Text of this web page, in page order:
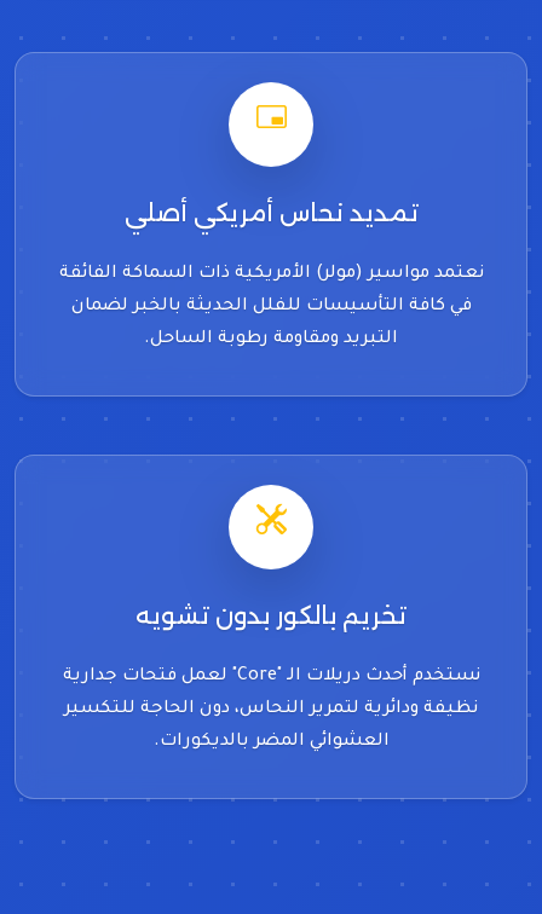
تمديد نحاس أمريكي أصلي
نعتمد مواسير (مولر) الأمريكية ذات السماكة الفائقة
في كافة التأسيسات للفلل الحديثة بالخبر لضمان
التبريد ومقاومة رطوبة الساحل.
تخريم بالكور بدون تشويه
نستخدم أحدث دريلات الـ "Core" لعمل فتحات جدارية
نظيفة ودائرية لتمرير النحاس، دون الحاجة للتكسير
العشوائي المضر بالديكورات.